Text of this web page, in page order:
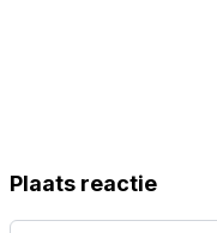
Plaats reactie